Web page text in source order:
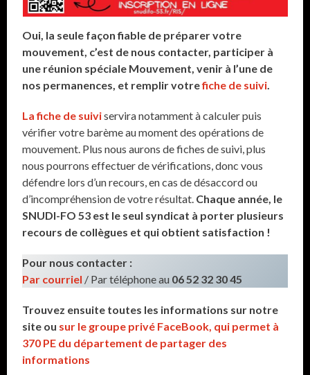
Oui, la seule façon fiable de préparer votre
mouvement, c’est de nous contacter, participer à
une réunion spéciale Mouvement, venir à l’une de
nos permanences, et remplir votrefiche de suivi.
La fiche de suiviservira notamment à calculer puis
vérifier votre barème au moment des opérations de
mouvement. Plus nous aurons de fiches de suivi, plus
nous pourrons effectuer de vérifications, donc vous
défendre lors d’un recours, en cas de désaccord ou
d’incompréhension de votre résultat. Chaque année, le
SNUDI-FO 53 est le seul syndicat à porter plusieurs
recours de collègues et qui obtient satisfaction !
Pour nous contacter :
Par courriel / Par téléphone au 06 52 32 30 45
Trouvez ensuite toutes les informations sur notre
site ou sur le groupe privé FaceBook, qui permet à
370 PE du département de partager des
informations